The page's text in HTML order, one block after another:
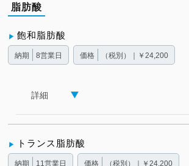
脂肪酸
飽和脂肪酸
納期 8営業日 価格 （税別）｜￥24,200
詳細
トランス脂肪酸
納期 11営業日 価格 （税別）｜￥24,200